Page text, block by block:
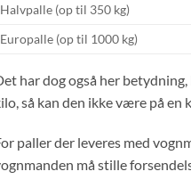
Halvpalle (op til 350 kg)
Europalle (op til 1000 kg)
har dog også her
så kan den ikke være på en
paller der leveres med
må stille